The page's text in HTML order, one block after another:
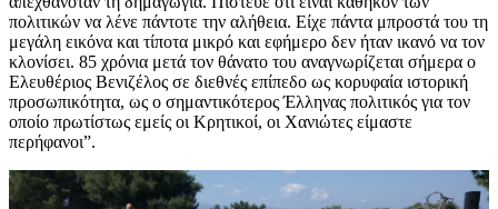
πολιτικών να λένε πάντοτε την αλήθεια. Είχε πάντα μπροστά του τη
μεγάλη εικόνα και τίποτα μικρό και εφήμερο δεν ήταν ικανό να τον
κλονίσει. 85 χρόνια μετά τον θάνατο του αναγνωρίζεται σήμερα ο
Ελευθέριος Βενιζέλος σε διεθνές επίπεδο ως κορυφαία ιστορική
προσωπικότητα, ως ο σημαντικότερος Έλληνας πολιτικός για τον
οποίο πρωτίστως εμείς οι Κρητικοί, οι Χανιώτες είμαστε
περήφανοι”.